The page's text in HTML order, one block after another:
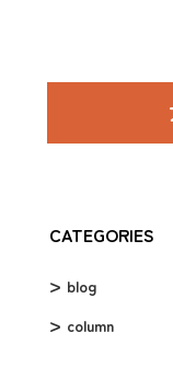
CATEGORIES
blog
column